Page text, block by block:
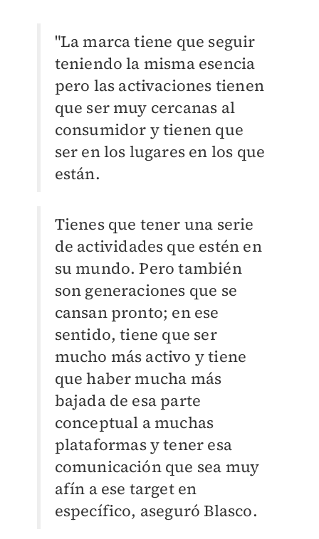
"La marca tiene que seguir
teniendo la misma esencia
pero las activaciones tienen
que ser muy cercanas al
consumidor y tienen que
ser en los lugares en los que
están.
Tienes que tener una serie
de actividades que estén en
su mundo. Pero también
son generaciones que se
cansan pronto; en ese
sentido, tiene que ser
mucho más activo y tiene
que haber mucha más
bajada de esa parte
conceptual a muchas
plataformas y tener esa
comunicación que sea muy
afín a ese target en
específico, aseguró Blasco.